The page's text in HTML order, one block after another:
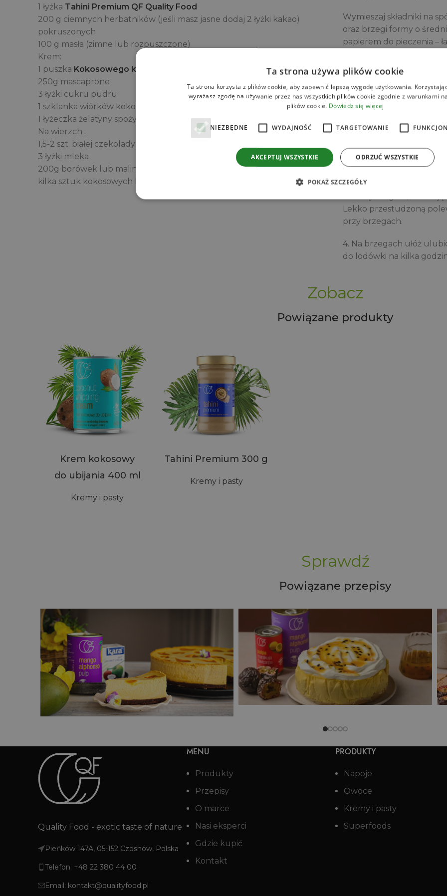
1 łyżka Tahini Premium QF Quality Food
200 g ciemnych herbatników (jeśli masz jasne dodaj 2 łyżki kakao)
pokruszonych
100 g masła (zimne lub rozpuszczone)
Krem:
1 puszka Kokosowego kremu do ubijania QF Quality Food
250g mascaprone
3 łyżki cukru pudru
1 szklanka wiórków kokosowych
1 łyżeczka żelatyny spożywczej + 3 łyżeczki gorącej wody
Na wierzch :
1,5-2 szt. białej czekolady
3 łyżki mleka
200g borówek lub malin
kilka sztuk kokosowych kulek
Wymieszaj składniki na
oraz brzegi formy o
papierem do pieczenia –
2. Krem kokosowy:
W misie miksera ubij
mascarpone i cukier
żelatynę w gorącej
grudek. Kiedy trochę
kremu. Na koniec wsyp
szpatułką. Gotowy krem
3. Do rondelka wlej mleko
na małym ogniu,
Lekko przestudzoną
przy brzegach.
4. Na brzegach ułóż
do lodówki na kilka
Zobacz
Powiązane produkty
Krem kokosowy
do ubijania 400 ml
Kremy i pasty
Tahini Premium 300 g
Kremy i pasty
Sprawdź
Powiązane przepisy
Babka kokosowa z lukrem marakuja
Quality Food - exotic taste of nature
Pieńków 147A, 05-152 Czosnów, Polska
Telefon: +48 22 380 44 00
Email: kontakt@qualityfood.pl
MENU
Produkty
Przepisy
O marce
Nasi eksperci
Gdzie kupić
Kontakt
PRODUKTY
Napoje
Owoce
Kremy i pasty
Superfoods
Ta strona używa plików cookie
Ta strona korzysta z plików cookie, aby zapewnić lepszą wygodę użytkowania.
wyrażasz zgodę na używanie przez nas wszystkich plików cookie zgodnie z warunkami
plików cookie. Dowiedz się więcej
NIEZBĘDNE WYDAJNOŚĆ TARGETOWANIE
AKCEPTUJ WSZYSTKIE ODRZUĆ WSZYSTKIE
POKAŻ SZCZEGÓŁY